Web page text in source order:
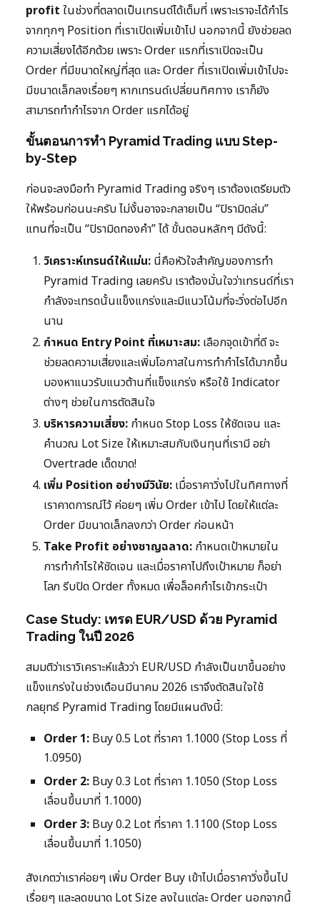
profit ในช่วงที่ตลาดเป็นเทรนด์ได้เต็มที่ เพราะเราจะได้กำไร
จากทุกๆ Position ที่เราเปิดเพิ่มเข้าไป นอกจากนี้ ยังช่วยลด
ความเสี่ยงได้อีกด้วย เพราะ Order แรกที่เราเปิดจะเป็น
Order ที่มีขนาดใหญ่ที่สุด และ Order ที่เราเปิดเพิ่มเข้าไปจะ
มีขนาดเล็กลงเรื่อยๆ หากเทรนด์เปลี่ยนทิศทาง เราก็ยัง
สามารถทำกำไรจาก Order แรกได้อยู่
ขั้นตอนการทำ Pyramid Trading แบบ Step-
by-Step
ก่อนจะลงมือทำ Pyramid Trading จริงๆ เราต้องเตรียมตัว
ให้พร้อมก่อนนะครับ ไม่งั้นอาจจะกลายเป็น “ปิรามิดล่ม”
แทนที่จะเป็น “ปิรามิดทองคำ” ได้ ขั้นตอนหลักๆ มีดังนี้:
วิเคราะห์เทรนด์ให้แม่น: นี่คือหัวใจสำคัญของการทำ
Pyramid Trading เลยครับ เราต้องมั่นใจว่าเทรนด์ที่เรา
กำลังจะเทรดนั้นแข็งแกร่งและมีแนวโน้มที่จะวิ่งต่อไปอีก
นาน
กำหนด Entry Point ที่เหมาะสม: เลือกจุดเข้าที่ดี จะ
ช่วยลดความเสี่ยงและเพิ่มโอกาสในการทำกำไรได้มากขึ้น
มองหาแนวรับแนวต้านที่แข็งแกร่ง หรือใช้ Indicator
ต่างๆ ช่วยในการตัดสินใจ
บริหารความเสี่ยง: กำหนด Stop Loss ให้ชัดเจน และ
คำนวณ Lot Size ให้เหมาะสมกับเงินทุนที่เรามี อย่า
Overtrade เด็ดขาด!
เพิ่ม Position อย่างมีวินัย: เมื่อราคาวิ่งไปในทิศทางที่
เราคาดการณ์ไว้ ค่อยๆ เพิ่ม Order เข้าไป โดยให้แต่ละ
Order มีขนาดเล็กลงกว่า Order ก่อนหน้า
Take Profit อย่างชาญฉลาด: กำหนดเป้าหมายใน
การทำกำไรให้ชัดเจน และเมื่อราคาไปถึงเป้าหมาย ก็อย่า
โลภ รีบปิด Order ทั้งหมด เพื่อล็อคกำไรเข้ากระเป๋า
Case Study: เทรด EUR/USD ด้วย Pyramid
Trading ในปี 2026
สมมติว่าเราวิเคราะห์แล้วว่า EUR/USD กำลังเป็นขาขึ้นอย่าง
แข็งแกร่งในช่วงเดือนมีนาคม 2026 เราจึงตัดสินใจใช้
กลยุทธ์ Pyramid Trading โดยมีแผนดังนี้:
Order 1: Buy 0.5 Lot ที่ราคา 1.1000 (Stop Loss ที่
1.0950)
Order 2: Buy 0.3 Lot ที่ราคา 1.1050 (Stop Loss
เลื่อนขึ้นมาที่ 1.1000)
Order 3: Buy 0.2 Lot ที่ราคา 1.1100 (Stop Loss
เลื่อนขึ้นมาที่ 1.1050)
สังเกตว่าเราค่อยๆ เพิ่ม Order Buy เข้าไปเมื่อราคาวิ่งขึ้นไป
เรื่อยๆ และลดขนาด Lot Size ลงในแต่ละ Order นอกจากนี้